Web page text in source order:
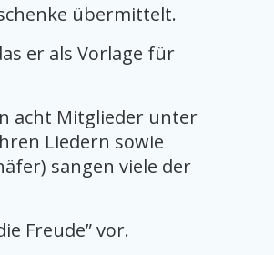
übermittelt.
er als Vorlage für
acht Mitglieder unter
Liedern sowie
sangen viele der
Freude” vor.